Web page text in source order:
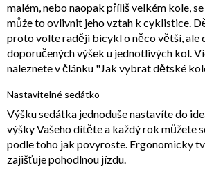
malém, nebo naopak příliš velkém kole,
může to ovlivnit jeho vztah k cyklistice.
proto volte raději bicykl o něco větší, ale
doporučených výšek u jednotlivých kol.
naleznete v článku "Jak vybrat dětské
Nastavitelné sedátko
Výšku sedátka jednoduše nastavíte do
výšky Vašeho dítěte a každý rok můžete
podle toho jak povyroste. Ergonomicky
zajišťuje pohodlnou jízdu.